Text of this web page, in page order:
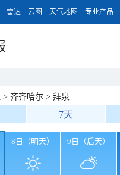
雷达 云图 天气地图 专业产品
> 齐齐哈尔 > 拜泉
7天
8日（明天） 9日（后天）